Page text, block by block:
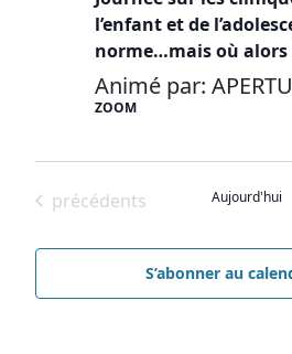
l’enfant et de
norme…mais où alors
Animé par:
ZOOM
Évènements
précédents Aujourd'hui
S’abonner au